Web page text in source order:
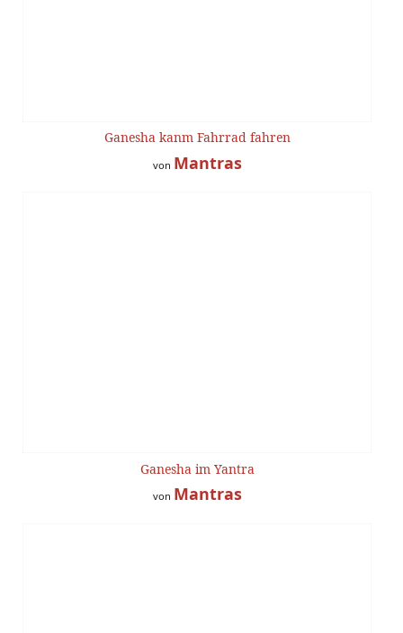
Ganesha kanm Fahrrad fahren
von Mantras
Ganesha im Yantra
von Mantras